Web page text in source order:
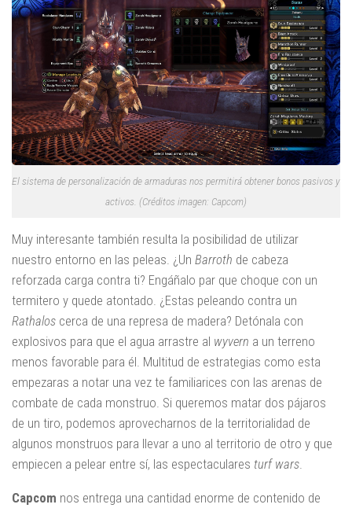
El sistema de personalización de armaduras nos permitirá obtener bonos pasivos y
activos. (Créditos imagen: Capcom)
Muy interesante también resulta la posibilidad de utilizar
nuestro entorno en las peleas. ¿Un Barroth de cabeza
reforzada carga contra ti? Engáñalo par que choque con un
termitero y quede atontado. ¿Estas peleando contra un
Rathalos cerca de una represa de madera? Detónala con
explosivos para que el agua arrastre al wyvern a un terreno
menos favorable para él. Multitud de estrategias como esta
empezaras a notar una vez te familiarices con las arenas de
combate de cada monstruo. Si queremos matar dos pájaros
de un tiro, podemos aprovecharnos de la territorialidad de
algunos monstruos para llevar a uno al territorio de otro y que
empiecen a pelear entre sí, las espectaculares turf wars.
Capcom nos entrega una cantidad enorme de contenido de